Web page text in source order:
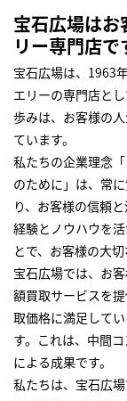
宝石広場はお
リー専門店で
宝石広場は、1963
エリーの専門店と
歩みは、お客様の
ています。
私たちの企業理念
のために」は、常
り、お客様の信頼
経験とノウハウを
とで、お客様の大
宝石広場では、お
額買取サービスを
取価格に満足して
す。これは、中間
による成果です。
私たちは、宝石広